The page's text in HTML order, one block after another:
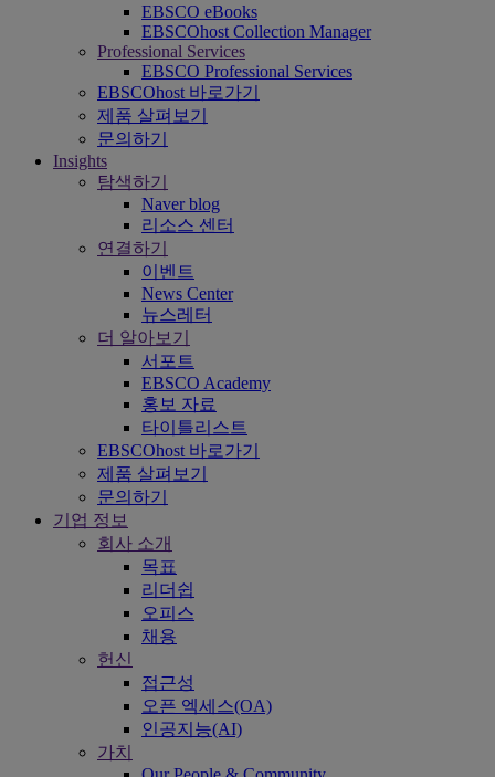
EBSCO eBooks
EBSCOhost Collection Manager
Professional Services
EBSCO Professional Services
EBSCOhost 바로가기
제품 살펴보기
문의하기
Insights
탐색하기
Naver blog
리소스 센터
연결하기
이벤트
News Center
뉴스레터
더 알아보기
서포트
EBSCO Academy
홍보 자료
타이틀리스트
EBSCOhost 바로가기
제품 살펴보기
문의하기
기업 정보
회사 소개
목표
리더쉽
오피스
채용
헌신
접근성
오픈 엑세스(OA)
인공지능(AI)
가치